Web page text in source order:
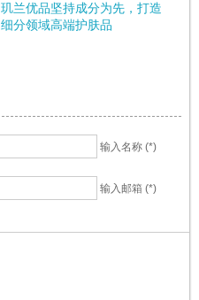
玑兰优品坚持成分为先，打造
细分领域高端护肤品
输入名称 (*)
输入邮箱 (*)